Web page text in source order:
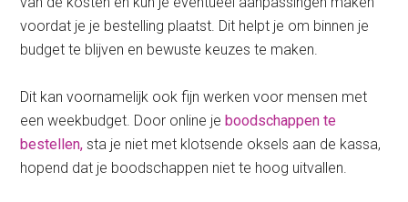
voordat je je bestelling plaatst. Dit helpt je om binnen je
budget te blijven en bewuste keuzes te maken.
Dit kan voornamelijk ook fijn werken voor mensen met
een weekbudget. Door online jeboodschappen te
bestellen, sta je niet met klotsende oksels aan de kassa,
hopend dat je boodschappen niet te hoog uitvallen.